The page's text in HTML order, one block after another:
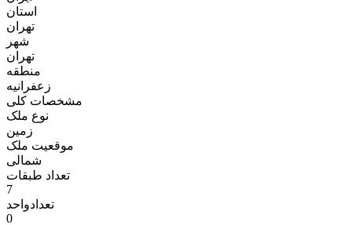
استان
تهران
شهر
تهران
منطقه
زعفرانيه
مشخصات کلی
نوع ملک
زمين
موقعیت ملک
شمالی
تعداد طبقات
7
تعدادواحد
0